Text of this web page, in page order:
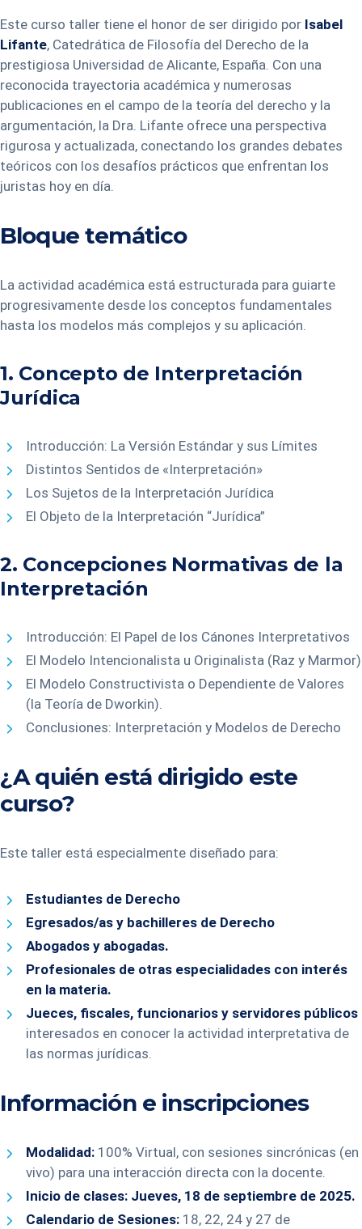
Este curso taller tiene el honor de ser dirigido por Isabel
Lifante, Catedrática de Filosofía del Derecho de la
prestigiosa Universidad de Alicante, España. Con una
reconocida trayectoria académica y numerosas
publicaciones en el campo de la teoría del derecho y la
argumentación, la Dra. Lifante ofrece una perspectiva
rigurosa y actualizada, conectando los grandes debates
teóricos con los desafíos prácticos que enfrentan los
juristas hoy en día.
Bloque temático
La actividad académica está estructurada para guiarte
progresivamente desde los conceptos fundamentales
hasta los modelos más complejos y su aplicación.
1. Concepto de Interpretación
Jurídica
Introducción: La Versión Estándar y sus Límites
Distintos Sentidos de «Interpretación»
Los Sujetos de la Interpretación Jurídica
El Objeto de la Interpretación “Jurídica”
2. Concepciones Normativas de la
Interpretación
Introducción: El Papel de los Cánones Interpretativos
El Modelo Intencionalista u Originalista (Raz y Marmor)
El Modelo Constructivista o Dependiente de Valores
(la Teoría de Dworkin).
Conclusiones: Interpretación y Modelos de Derecho
¿A quién está dirigido este
curso?
Este taller está especialmente diseñado para:
Estudiantes de Derecho
Egresados/as y bachilleres de Derecho
Abogados y abogadas.
Profesionales de otras especialidades con interés
en la materia.
Jueces, fiscales, funcionarios y servidores públicos
interesados en conocer la actividad interpretativa de
las normas jurídicas.
Información e inscripciones
Modalidad: 100% Virtual, con sesiones sincrónicas (en
vivo) para una interacción directa con la docente.
Inicio de clases: Jueves, 18 de septiembre de 2025.
Calendario de Sesiones: 18, 22, 24 y 27 de